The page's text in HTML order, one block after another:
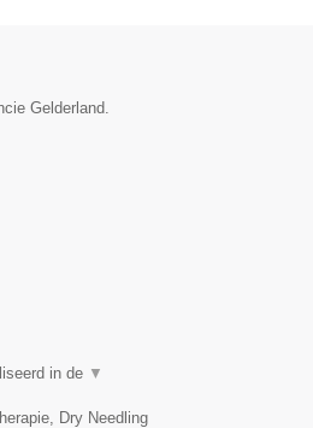
Gelderland.
in de ▼
Dry Needling